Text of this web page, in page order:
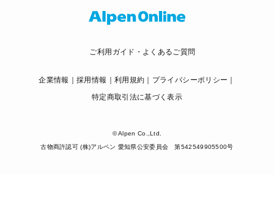
ご利用ガイド・よくあるご質問
企業情報 採用情報 利用規約
プライバシーポリシー
特定商取引法に基づく表示
© Alpen Co.,Ltd.
古物商許認可 (株)アルペン 愛知県公安委員会 第542549905500号